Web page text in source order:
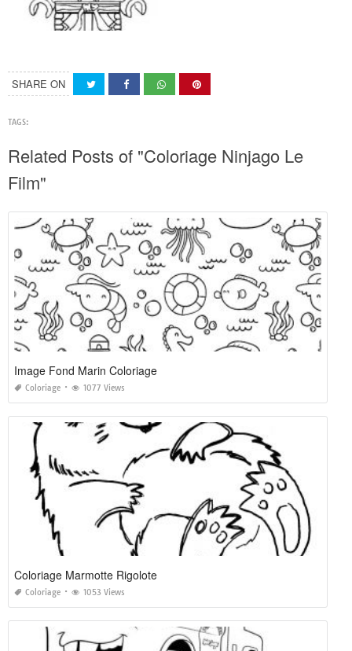
SHARE ON
TAGS:
Related Posts of "Coloriage Ninjago Le
Film"
Image Fond Marin Coloriage
Coloriage 1077 Views
Coloriage Marmotte Rigolote
Coloriage 1053 Views